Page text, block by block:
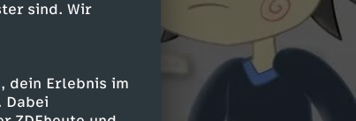
sind. Wir
dein Erlebnis im
Dabei